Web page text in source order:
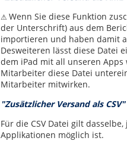
⚠ Wenn Sie diese Funktion
der Unterschrift) aus dem
importieren und haben damit
Desweiteren lässt diese Datei
dem iPad mit all unseren
Mitarbeiter diese Datei
Mitarbeiter mitwirken.
"Zusätzlicher Versand als CSV"
Für die CSV Datei gilt
Applikationen möglich ist.